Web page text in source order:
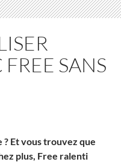
SANS
Et vous trouvez que
plus, Free ralenti